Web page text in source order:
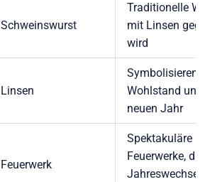
Schweinswurst
Traditionelle
mit Linsen
wird
Linsen
Symbolisieren
Wohlstand und
neuen Jahr
Feuerwerk
Spektakuläre
Feuerwerke, die
Jahreswechsel